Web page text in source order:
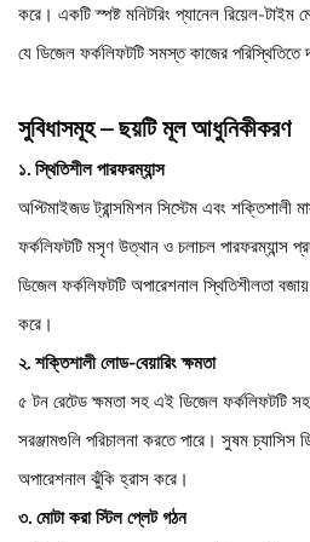
করে। একটি স্পষ্ট মনিটরিং প্যানেল রিয়েল-টাইম
যে ডিজেল ফর্কলিফটটি সমস্ত কাজের পরিস্থিতিতে
সুবিধাসমূহ – ছয়টি মূল আধুনিকীকরণ
১. স্থিতিশীল পারফরম্যান্স
অপ্টিমাইজড ট্রান্সমিশন সিস্টেম এবং শক্তিশালী
ফর্কলিফটটি মসৃণ উত্থান ও চলাচল পারফরম্যান্স
ডিজেল ফর্কলিফটটি অপারেশনাল স্থিতিশীলতা বজায়
করে।
২. শক্তিশালী লোড-বেয়ারিং ক্ষমতা
৫ টন রেটেড ক্ষমতা সহ এই ডিজেল ফর্কলিফটটি
সরঞ্জামগুলি পরিচালনা করতে পারে। সুষম
অপারেশনাল ঝুঁকি হ্রাস করে।
৩. মোটা করা স্টিল প্লেট গঠন